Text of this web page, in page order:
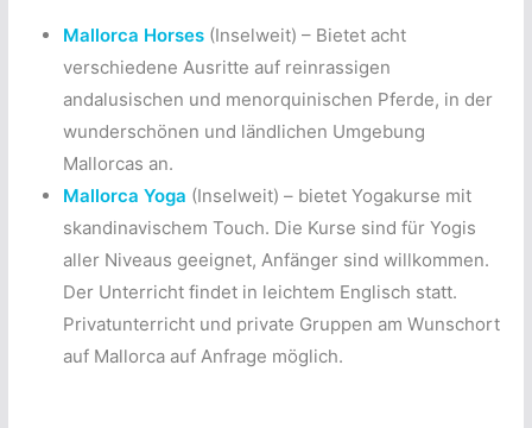
Mallorca Horses(Inselweit) – Bietet acht
verschiedene Ausritte auf reinrassigen
andalusischen und menorquinischen Pferde, in der
wunderschönen und ländlichen Umgebung
Mallorcas an.
Mallorca Yoga (Inselweit) – bietet Yogakurse mit
skandinavischem Touch. Die Kurse sind für Yogis
aller Niveaus geeignet, Anfänger sind willkommen.
Der Unterricht findet in leichtem Englisch statt.
Privatunterricht und private Gruppen am Wunschort
auf Mallorca auf Anfrage möglich.